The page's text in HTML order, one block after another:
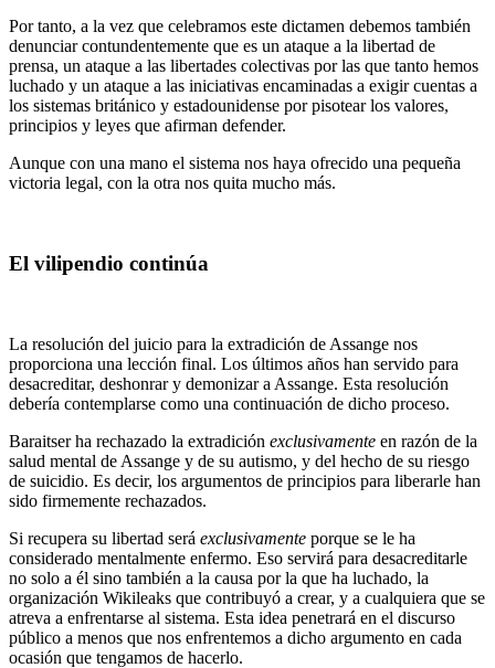
Por tanto, a la vez que celebramos este dictamen debemos también
denunciar contundentemente que es un ataque a la libertad de
prensa, un ataque a las libertades colectivas por las que tanto hemos
luchado y un ataque a las iniciativas encaminadas a exigir cuentas a
los sistemas británico y estadounidense por pisotear los valores,
principios y leyes que afirman defender.
Aunque con una mano el sistema nos haya ofrecido una pequeña
victoria legal, con la otra nos quita mucho más.
El vilipendio continúa
La resolución del juicio para la extradición de Assange nos
proporciona una lección final. Los últimos años han servido para
desacreditar, deshonrar y demonizar a Assange. Esta resolución
debería contemplarse como una continuación de dicho proceso.
Baraitser ha rechazado la extradición exclusivamente en razón de la
salud mental de Assange y de su autismo, y del hecho de su riesgo
de suicidio. Es decir, los argumentos de principios para liberarle han
sido firmemente rechazados.
Si recupera su libertad será exclusivamente porque se le ha
considerado mentalmente enfermo. Eso servirá para desacreditarle
no solo a él sino también a la causa por la que ha luchado, la
organización Wikileaks que contribuyó a crear, y a cualquiera que se
atreva a enfrentarse al sistema. Esta idea penetrará en el discurso
público a menos que nos enfrentemos a dicho argumento en cada
ocasión que tengamos de hacerlo.